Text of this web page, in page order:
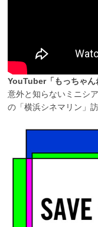
YouTuber「もっちゃん
意外と知らないミニシ
の「横浜シネマリン」